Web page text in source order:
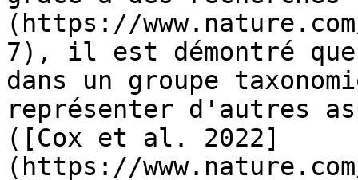
(https://
7), il est démontré
dans un groupe
représenter d'autres
([Cox et al. 2022]
(https://